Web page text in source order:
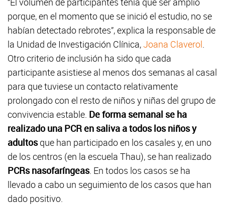
porque, en el momento que se inició el estudio, no se
habían detectado rebrotes”, explica la responsable de
la Unidad de Investigación Clínica,Joana Claverol.
Otro criterio de inclusión ha sido que cada
participante asistiese al menos dos semanas al casal
para que tuviese un contacto relativamente
prolongado con el resto de niños y niñas del grupo de
convivencia estable. De forma semanal se ha
realizado una PCR en saliva a todos los niños y
adultosque han participado en los casales y, en uno
de los centros (en la escuela Thau), se han realizado
PCRs nasofaríngeas. En todos los casos se ha
llevado a cabo un seguimiento de los casos que han
dado positivo.